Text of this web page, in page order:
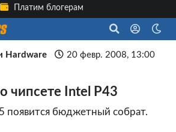
Платим блогерам
Hardware
20 февр. 2008, 13:00
чипсете Intel P43
появится бюджетный собрат.